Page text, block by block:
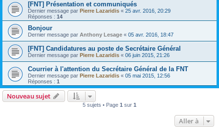
[FNT] Présentation et communiqués
Dernier message par Pierre Lazaridis « 25 avr. 2016, 20:29
Réponses : 14
Bonjour
Dernier message par Anthony Lesage « 05 avr. 2016, 18:47
[FNT] Candidatures au poste de Secrétaire Général
Dernier message par Pierre Lazaridis « 06 juin 2015, 21:26
Courrier à l'attention du Secrétaire Général de la FNT
Dernier message par Pierre Lazaridis « 05 mai 2015, 12:56
Réponses : 1
Nouveau sujet
5 sujets • Page 1 sur 1
Aller à